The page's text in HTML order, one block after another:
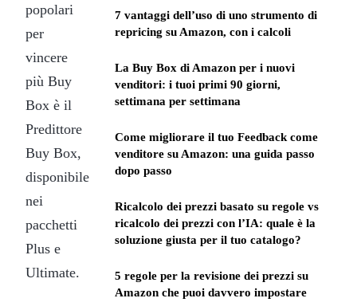
popolari
per
vincere
più Buy
Box è il
Predittore
Buy Box,
disponibile
nei
pacchetti
Plus e
Ultimate.
7 vantaggi dell’uso di uno strumento di
repricing su Amazon, con i calcoli
La Buy Box di Amazon per i nuovi
venditori: i tuoi primi 90 giorni,
settimana per settimana
Come migliorare il tuo Feedback come
venditore su Amazon: una guida passo
dopo passo
Ricalcolo dei prezzi basato su regole vs
ricalcolo dei prezzi con l’IA: quale è la
soluzione giusta per il tuo catalogo?
5 regole per la revisione dei prezzi su
Amazon che puoi davvero impostare